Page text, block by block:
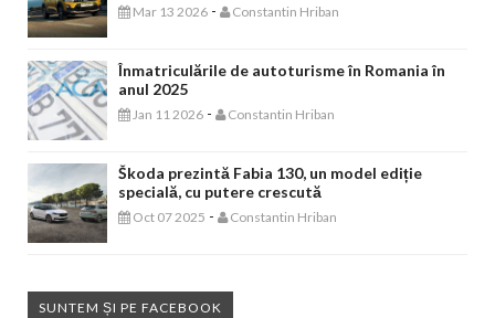
Mar 13 2026 - Constantin Hriban
Înmatriculările de autoturisme în Romania în
anul 2025
Jan 11 2026 - Constantin Hriban
Škoda prezintă Fabia 130, un model ediție
specială, cu putere crescută
Oct 07 2025 - Constantin Hriban
SUNTEM ȘI PE FACEBOOK